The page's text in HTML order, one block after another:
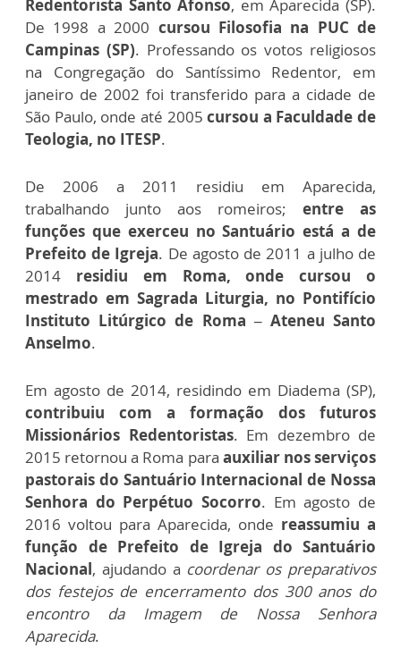
Redentorista Santo Afonso, em Aparecida (SP).
De 1998 a 2000 cursou Filosofia na PUC de
Campinas (SP). Professando os votos religiosos
na Congregação do Santíssimo Redentor, em
janeiro de 2002 foi transferido para a cidade de
São Paulo, onde até 2005cursou a Faculdade de
Teologia, no ITESP.
De 2006 a 2011 residiu em Aparecida,
trabalhando junto aos romeiros; entre as
funções que exerceu no Santuário está a de
Prefeito de Igreja. De agosto de 2011 a julho de
2014 residiu em Roma, onde cursou o
mestrado em Sagrada Liturgia, no Pontifício
Instituto Litúrgico de Roma – Ateneu Santo
Anselmo.
Em agosto de 2014, residindo em Diadema (SP),
contribuiu com a formação dos futuros
Missionários Redentoristas. Em dezembro de
2015 retornou a Roma para auxiliar nos serviços
pastorais do Santuário Internacional de Nossa
Senhora do Perpétuo Socorro. Em agosto de
2016 voltou para Aparecida, onde reassumiu a
função de Prefeito de Igreja do Santuário
Nacional, ajudando a coordenar os preparativos
dos festejos de encerramento dos 300 anos do
encontro da Imagem de Nossa Senhora
Aparecida.